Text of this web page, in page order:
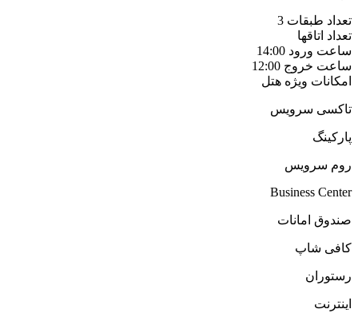
تعداد طبقات 3
تعداد اتاقها
ساعت ورود 14:00
ساعت خروج 12:00
امکانات ویژه هتل
تاکسی سرویس
پارکینگ
روم سرویس
Business Center
صندوق امانات
کافی شاپ
رستوران
اینترنت